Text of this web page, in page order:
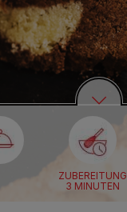
ZUBEREITUNG
3 MINUTEN